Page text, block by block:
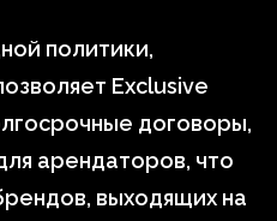
политики,
Exclusive
договоры,
арендаторов, что
выходящих на